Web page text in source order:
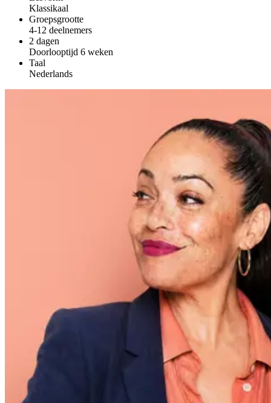
Klassikaal
Groepsgrootte
4-12 deelnemers
2 dagen
Doorlooptijd 6 weken
Taal
Nederlands